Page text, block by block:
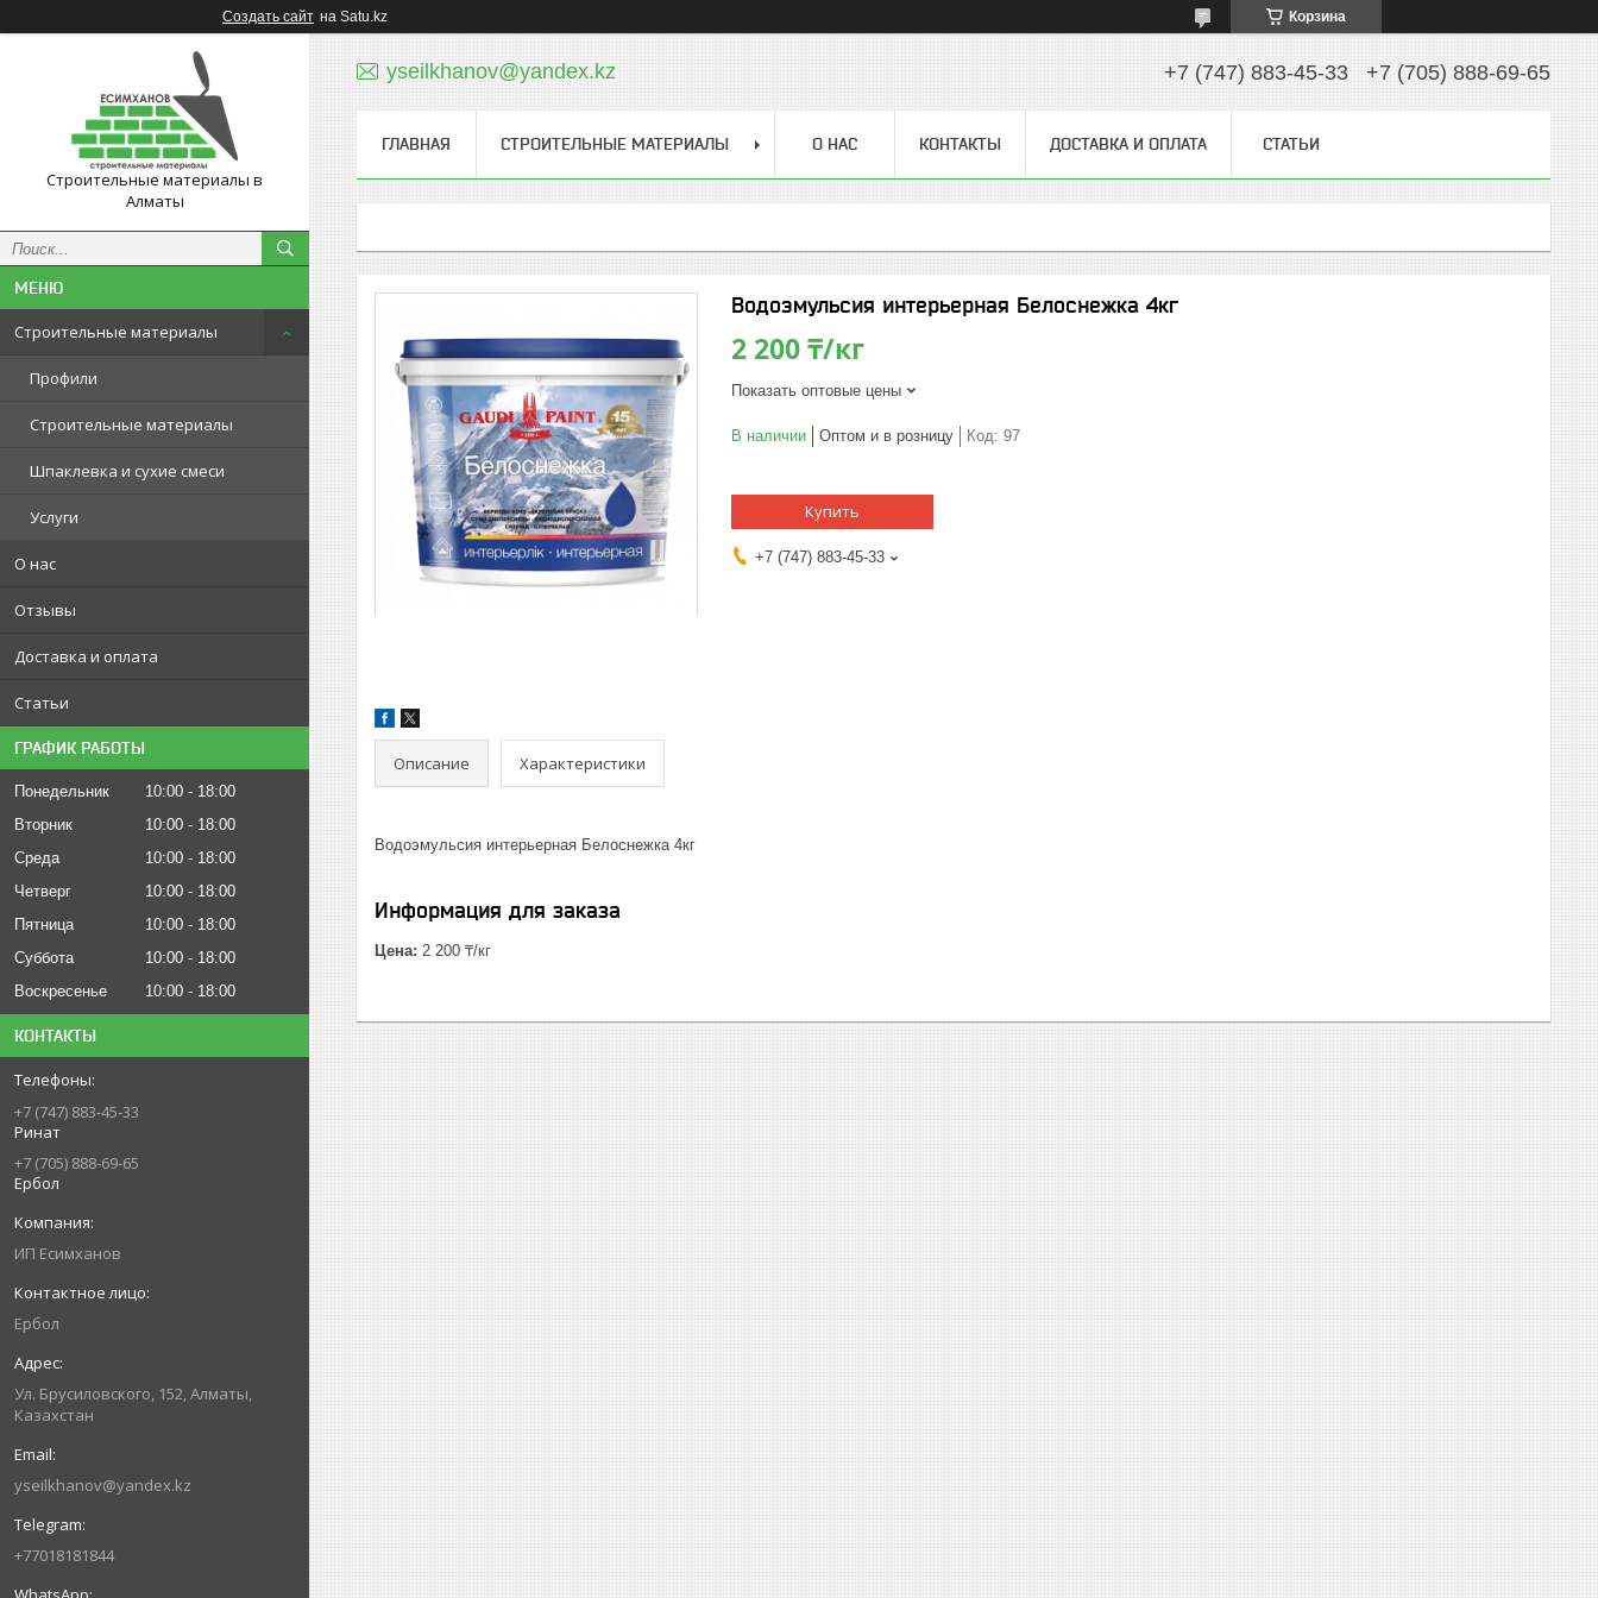
Создать сайт на Satu.kz Корзина
Строительные материалы в
Алматы
Строительные материалы
Профили
Строительные материалы
Шпаклевка и сухие смеси
Услуги
О нас
Отзывы
Доставка и оплата
Статьи
ГРАФИК РАБОТЫ
Понедельник 10:00
18:00
Вторник
10:00
18:00
Среда
10:00
18:00
Четверг
10:00
18:00
Пятница
10:00
18:00
Суббота
10:00
18:00
Воскресенье
10:00 18:00
КОНТАКТЫ
+7 (747) 883-45-33
Ринат
+7 (705) 888-69-65
Ербол
ИП Есимxанов
Ербол
Ул. Брусиловского, 152, Алматы,
Казахстан
yseilkhanov@yandex.kz
+77018181844
yseilkhanov@yandex.kz +7 (747) 883-45-33 +7 (705) 888-69-65
ГЛАВНАЯ СТРОИТЕЛЬНЫЕ МАТЕРИАЛЫ О НАС КОНТАКТЫ ДОСТАВКА И ОПЛАТА СТАТЬИ
Водоэмульсия интерьерная Белоснежка 4кг
2 200 ₸/кг
Показать оптовые цены
В наличии Оптом и в розницу Код: 97
Купить
+7 (747) 883-45-33
Описание Характеристики
Водоэмульсия интерьерная Белоснежка 4кг
Информация для заказа
Цена: 2 200 ₸/кг